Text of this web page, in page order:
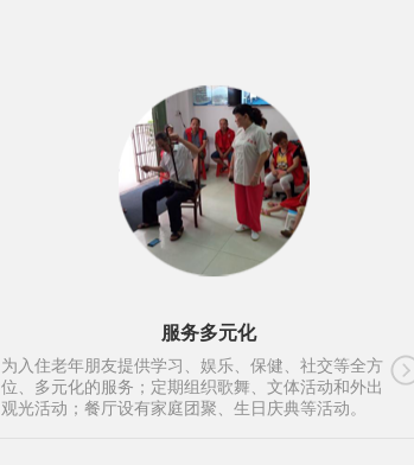
服务多元化
为入住老年朋友提供学习、娱乐、保健、社交等全方
位、多元化的服务；定期组织歌舞、文体活动和外出
观光活动；餐厅设有家庭团聚、生日庆典等活动。